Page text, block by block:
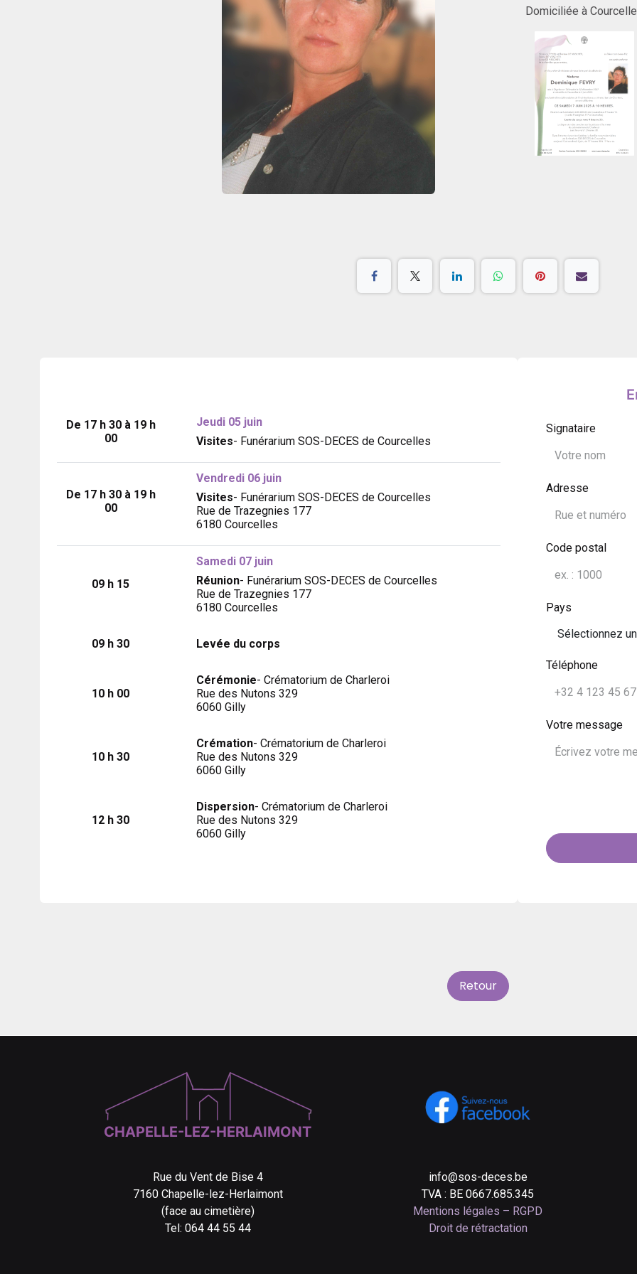
Domiciliée à
De 17 h 30 à 19 h
00
Jeudi 05 juin
Visites- Funérarium SOS-DECES de Courcelles
De 17 h 30 à 19 h
00
Vendredi 06 juin
Visites- Funérarium SOS-DECES de Courcelles
Rue de Trazegnies 177
6180 Courcelles
09 h 15
Samedi 07 juin
Réunion- Funérarium SOS-DECES de Courcelles
Rue de Trazegnies 177
6180 Courcelles
09 h 30 Levée du corps
10 h 00
Cérémonie- Crématorium de Charleroi
Rue des Nutons 329
6060 Gilly
10 h 30
Crémation- Crématorium de Charleroi
Rue des Nutons 329
6060 Gilly
12 h 30
Dispersion- Crématorium de Charleroi
Rue des Nutons 329
6060 Gilly
Signataire
Adresse
Code postal
Pays
Téléphone
Votre message
Retour
CHAPELLE-LEZ-HERLAIMONT
Rue du Vent de Bise 4
7160 Chapelle-lez-Herlaimont
(face au cimetière)
Tel: 064 44 55 44
info@sos-deces.be
TVA : BE 0667.685.345
Mentions légales – RGPD
Droit de rétractation